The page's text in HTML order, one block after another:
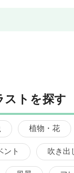
ストを探す
植物・花
ント 吹き出